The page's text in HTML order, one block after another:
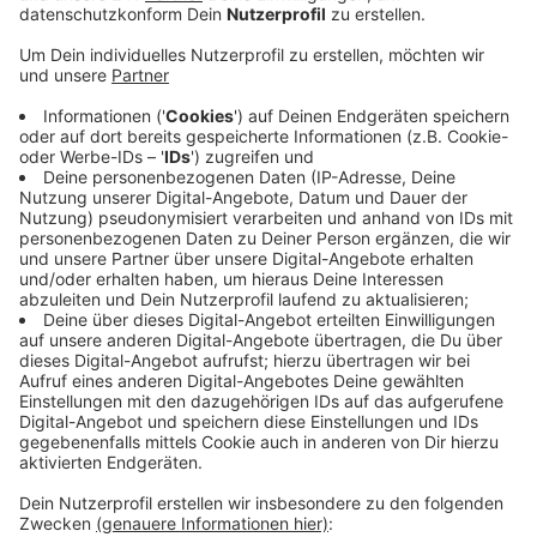
Veröffentlicht:Samstag, 16.04.2022 16:01
Anzeige
Innenminister Reul hat die Initiative Anfang der Woche
vorgestellt. Ziel sei es, die Kriminalpolizei in den
nächsten Jahren zu entlasten, sagte er.
Die Onlinevernehmung soll aber nur bei leichter oder
mittelschwerer Kriminalität zum Einsatz kommen, dazu
gehören unter anderem leichte Körperverletzungen
oder Beleidigungen. Geht es um Mord oder andere
schwerste Kriminalfälle, müssen Zeugen auch in
Zukunft persönlich vorbeikommen.
Anzeige